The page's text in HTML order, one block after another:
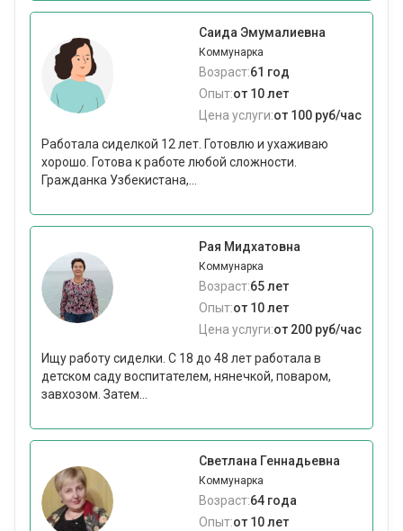
Саида Эмумалиевна
Коммунарка
Возраст:61 год
Опыт:от 10 лет
Цена услуги:от 100 руб/час
Работала сиделкой 12 лет. Готовлю и ухаживаю
хорошо. Готова к работе любой сложности.
Гражданка Узбекистана,...
Рая Мидхатовна
Коммунарка
Возраст:65 лет
Опыт:от 10 лет
Цена услуги:от 200 руб/час
Ищу работу сиделки. С 18 до 48 лет работала в
детском саду воспитателем, нянечкой, поваром,
завхозом. Затем...
Светлана Геннадьевна
Коммунарка
Возраст:64 года
Опыт:от 10 лет